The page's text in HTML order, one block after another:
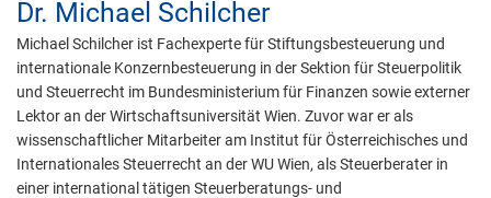
Dr. Michael Schilcher
Michael Schilcher ist Fachexperte für Stiftungsbesteuerung und
internationale Konzernbesteuerung in der Sektion für Steuerpolitik
und Steuerrecht im Bundesministerium für Finanzen sowie externer
Lektor an der Wirtschaftsuniversität Wien. Zuvor war er als
wissenschaftlicher Mitarbeiter am Institut für Österreichisches und
Internationales Steuerrecht an der WU Wien, als Steuerberater in
einer international tätigen Steuerberatungs- und